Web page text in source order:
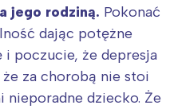
jego rodziną. Pokonać
dając potężne
i poczucie, że depresja
za chorobą nie stoi
nieporadne dziecko. Że